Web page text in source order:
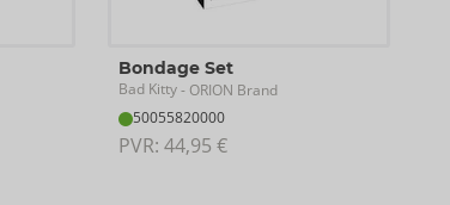
Bondage Set
Bad Kitty- ORION Brand
50055820000
PVR: 44,95 €